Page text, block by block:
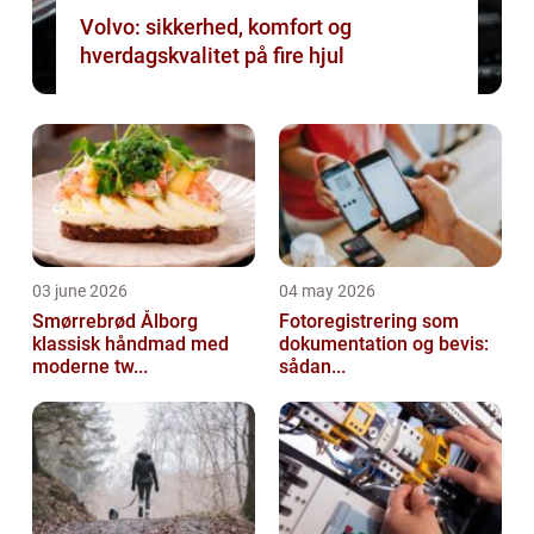
Volvo: sikkerhed, komfort og
hverdagskvalitet på fire hjul
03 june 2026
Smørrebrød Ålborg
klassisk håndmad med
moderne tw...
04 may 2026
Fotoregistrering som
dokumentation og bevis:
sådan...